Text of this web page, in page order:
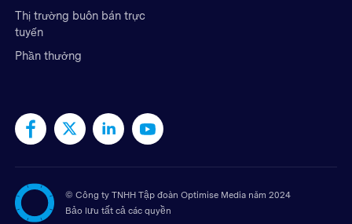
Thị trường buôn bán trực
tuyến
Phần thưởng
© Công ty TNHH Tập đoàn Optimise Media năm 2024
Bảo lưu tất cả các quyền